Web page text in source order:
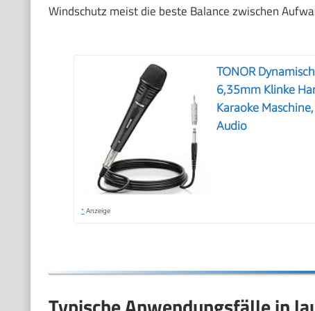
Windschutz meist die beste Balance zwischen
TONOR
6,35mm Klinke
Karaoke
Audio
* Anzeige